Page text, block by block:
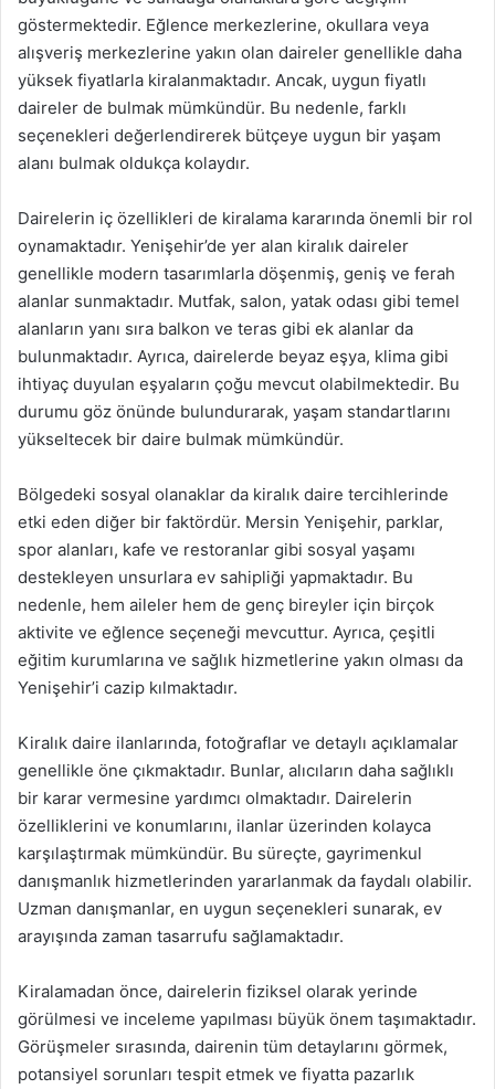
göstermektedir. Eğlence merkezlerine, okullara veya
alışveriş merkezlerine yakın olan daireler genellikle daha
yüksek fiyatlarla kiralanmaktadır. Ancak, uygun fiyatlı
daireler de bulmak mümkündür. Bu nedenle, farklı
seçenekleri değerlendirerek bütçeye uygun bir yaşam
alanı bulmak oldukça kolaydır.
Dairelerin iç özellikleri de kiralama kararında önemli bir rol
oynamaktadır. Yenişehir’de yer alan kiralık daireler
genellikle modern tasarımlarla döşenmiş, geniş ve ferah
alanlar sunmaktadır. Mutfak, salon, yatak odası gibi temel
alanların yanı sıra balkon ve teras gibi ek alanlar da
bulunmaktadır. Ayrıca, dairelerde beyaz eşya, klima gibi
ihtiyaç duyulan eşyaların çoğu mevcut olabilmektedir. Bu
durumu göz önünde bulundurarak, yaşam standartlarını
yükseltecek bir daire bulmak mümkündür.
Bölgedeki sosyal olanaklar da kiralık daire tercihlerinde
etki eden diğer bir faktördür. Mersin Yenişehir, parklar,
spor alanları, kafe ve restoranlar gibi sosyal yaşamı
destekleyen unsurlara ev sahipliği yapmaktadır. Bu
nedenle, hem aileler hem de genç bireyler için birçok
aktivite ve eğlence seçeneği mevcuttur. Ayrıca, çeşitli
eğitim kurumlarına ve sağlık hizmetlerine yakın olması da
Yenişehir’i cazip kılmaktadır.
Kiralık daire ilanlarında, fotoğraflar ve detaylı açıklamalar
genellikle öne çıkmaktadır. Bunlar, alıcıların daha sağlıklı
bir karar vermesine yardımcı olmaktadır. Dairelerin
özelliklerini ve konumlarını, ilanlar üzerinden kolayca
karşılaştırmak mümkündür. Bu süreçte, gayrimenkul
danışmanlık hizmetlerinden yararlanmak da faydalı olabilir.
Uzman danışmanlar, en uygun seçenekleri sunarak, ev
arayışında zaman tasarrufu sağlamaktadır.
Kiralamadan önce, dairelerin fiziksel olarak yerinde
görülmesi ve inceleme yapılması büyük önem taşımaktadır.
Görüşmeler sırasında, dairenin tüm detaylarını görmek,
potansiyel sorunları tespit etmek ve fiyatta pazarlık